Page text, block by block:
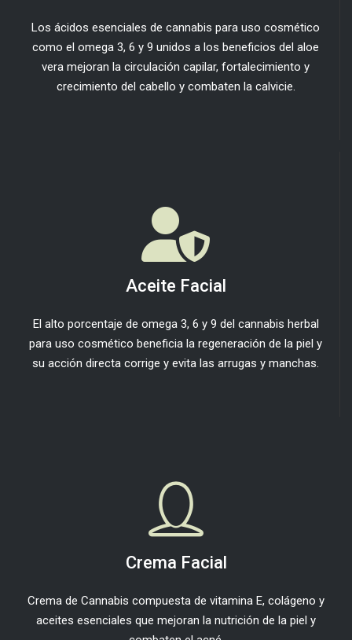
Los ácidos esenciales de cannabis para uso cosmético
como el omega 3, 6 y 9 unidos a los beneficios del aloe
vera mejoran la circulación capilar, fortalecimiento y
crecimiento del cabello y combaten la calvicie.
Aceite Facial
El alto porcentaje de omega 3, 6 y 9 del cannabis herbal
para uso cosmético beneficia la regeneración de la piel y
su acción directa corrige y evita las arrugas y manchas.
Crema Facial
Crema de Cannabis compuesta de vitamina E, colágeno y
aceites esenciales que mejoran la nutrición de la piel y